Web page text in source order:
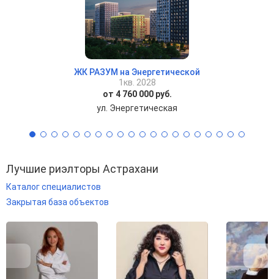
ЖК РАЗУМ на Энергетической
1кв. 2028
от 4 760 000 руб.
ул. Энергетическая
Лучшие риэлторы Астрахани
Каталог специалистов
Закрытая база объектов